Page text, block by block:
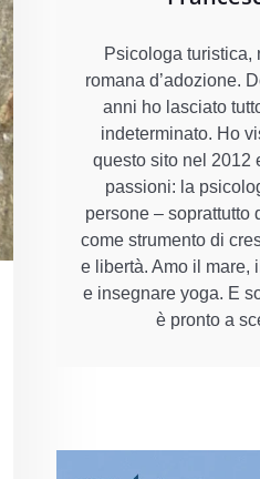
Psicologa turistica,
romana d’adozione.
anni ho lasciato
indeterminato. Ho
questo sito nel 2012
passioni: la
persone – soprattutto
come strumento di
e libertà. Amo il mare,
e insegnare yoga. E
è pronto a